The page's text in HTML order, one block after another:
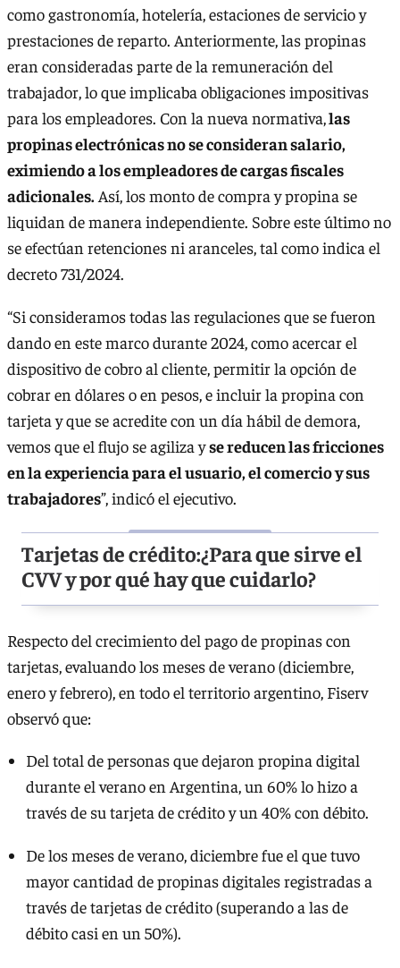
como gastronomía, hotelería, estaciones de servicio y
prestaciones de reparto. Anteriormente, las propinas
eran consideradas parte de la remuneración del
trabajador, lo que implicaba obligaciones impositivas
para los empleadores. Con la nueva normativa,las
propinas electrónicas no se consideran salario,
eximiendo a los empleadores de cargas fiscales
adicionales. Así, los monto de compra y propina se
liquidan de manera independiente. Sobre este último no
se efectúan retenciones ni aranceles, tal como indica el
decreto 731/2024.
“Si consideramos todas las regulaciones que se fueron
dando en este marco durante 2024, como acercar el
dispositivo de cobro al cliente, permitir la opción de
cobrar en dólares o en pesos, e incluir la propina con
tarjeta y que se acredite con un día hábil de demora,
vemos que el flujo se agiliza yse reducen las fricciones
en la experiencia para el usuario, el comercio y sus
trabajadores”, indicó el ejecutivo.
Tarjetas de crédito:¿Para que sirve el
CVV y por qué hay que cuidarlo?
Respecto del crecimiento del pago de propinas con
tarjetas, evaluando los meses de verano (diciembre,
enero y febrero), en todo el territorio argentino, Fiserv
observó que:
Del total de personas que dejaron propina digital
durante el verano en Argentina, un 60% lo hizo a
través de su tarjeta de crédito y un 40% con débito.
De los meses de verano, diciembre fue el que tuvo
mayor cantidad de propinas digitales registradas a
través de tarjetas de crédito (superando a las de
débito casi en un 50%).